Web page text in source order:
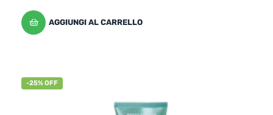
AGGIUNGI AL CARRELLO
-25% OFF